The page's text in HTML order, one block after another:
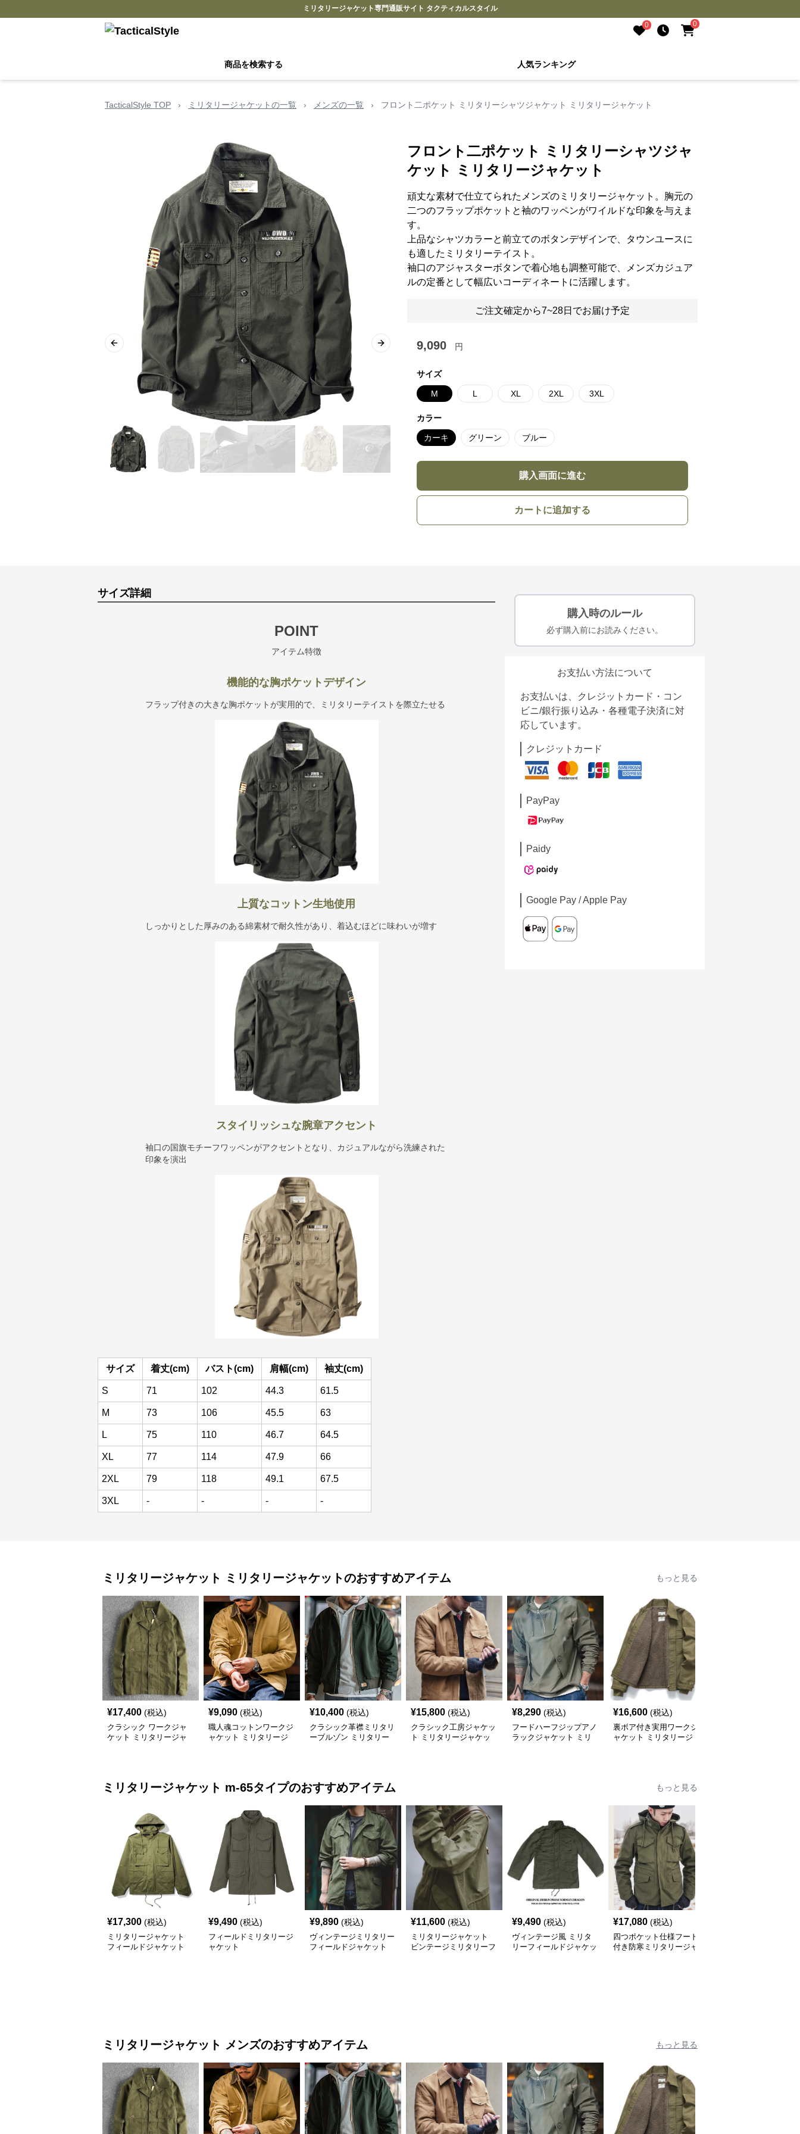
ミリタリージャケット専門通販サイト タクティカルスタイル
0
0
商品を検索する 人気ランキング
TacticalStyle TOP › ミリタリージャケットの一覧 › メンズの一覧 › フロント二ポケット ミリタリーシャツジャケット ミリタリージャケット
Previous slide Next slide
フロント二ポケット ミリタリーシャツジャ
ケット ミリタリージャケット
頑丈な素材で仕立てられたメンズのミリタリージャケット。胸元の
二つのフラップポケットと袖のワッペンがワイルドな印象を与えま
す。
上品なシャツカラーと前立てのボタンデザインで、タウンユースに
も適したミリタリーテイスト。
袖口のアジャスターボタンで着心地も調整可能で、メンズカジュア
ルの定番として幅広いコーディネートに活躍します。
ご注文確定から7~28日でお届け予定
9,090 円
サイズ
M L XL 2XL 3XL
カラー
カーキ グリーン ブルー
購入画面に進む
カートに追加する
サイズ詳細
POINT
アイテム特徴
機能的な胸ポケットデザイン
フラップ付きの大きな胸ポケットが実用的で、ミリタリーテイストを際立たせる
上質なコットン生地使用
しっかりとした厚みのある綿素材で耐久性があり、着込むほどに味わいが増す
スタイリッシュな腕章アクセント
袖口の国旗モチーフワッペンがアクセントとなり、カジュアルながら洗練された
印象を演出
サイズ 着丈(cm) バスト(cm) 肩幅(cm) 袖丈(cm)
S 71 102 44.3 61.5
M 73 106 45.5 63
L 75 110 46.7 64.5
XL 77 114 47.9 66
2XL 79 118 49.1 67.5
3XL - - - -
購入時のルール
必ず購入前にお読みください。
お支払い方法について
お支払いは、クレジットカード・コン
ビニ/銀行振り込み・各種電子決済に対
応しています。
クレジットカード
PayPay
Paidy
Google Pay / Apple Pay
ミリタリージャケット ミリタリージャケットのおすすめアイテム もっと見る
¥17,400 (税込)
クラシック ワークジャ
ケット ミリタリージャ
¥9,090 (税込)
職人魂コットンワークジ
ャケット ミリタリージ
¥10,400 (税込)
クラシック革襟ミリタリ
ーブルゾン ミリタリー
¥15,800 (税込)
クラシック工房ジャケッ
ト ミリタリージャケッ
¥8,290 (税込)
フードハーフジップアノ
ラックジャケット ミリ
¥16,600 (税込)
裏ボア付き実用ワークジ
ャケット ミリタリージ
ミリタリージャケット m-65タイプのおすすめアイテム もっと見る
¥17,300 (税込)
ミリタリージャケット
フィールドジャケット
¥9,490 (税込)
フィールドミリタリージ
ャケット
¥9,890 (税込)
ヴィンテージミリタリー
フィールドジャケット
¥11,600 (税込)
ミリタリージャケット
ビンテージミリタリーフ
¥9,490 (税込)
ヴィンテージ風 ミリタ
リーフィールドジャケッ
¥17,080 (税込)
四つポケット仕様フード
付き防寒ミリタリージャ
ミリタリージャケット メンズのおすすめアイテム もっと見る